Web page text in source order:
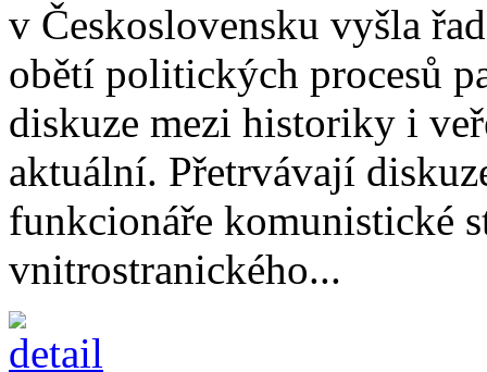
v Československu vyšla
obětí politických procesů
diskuze mezi historiky i
aktuální. Přetrvávají
funkcionáře komunistické
vnitrostranického...